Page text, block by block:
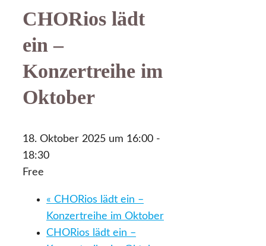
CHORios lädt
ein –
Konzertreihe im
Oktober
18. Oktober 2025 um 16:00 -
18:30
Free
« CHORios lädt ein –
Konzertreihe im Oktober
CHORios lädt ein –